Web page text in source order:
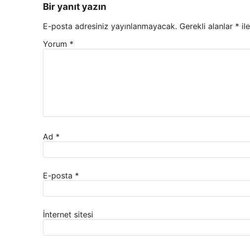
Bir yanıt yazın
E-posta adresiniz yayınlanmayacak. Gerekli alanlar *
Yorum *
Ad *
E-posta *
İnternet sitesi